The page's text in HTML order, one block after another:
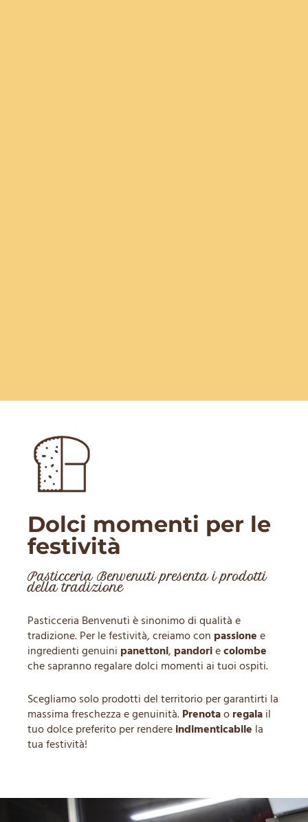
Dolci momenti per le
festività
Pasticceria Benvenuti presenta i prodotti
della tradizione
Pasticceria Benvenuti è sinonimo di qualità e
tradizione. Per le festività, creiamo con passione e
ingredienti genuini panettoni, pandoriecolombe
che sapranno regalare dolci momenti ai tuoi ospiti.
Scegliamo solo prodotti del territorio per garantirti la
massima freschezza e genuinità. Prenotao regala il
tuo dolce preferito per rendereindimenticabile la
tua festività!